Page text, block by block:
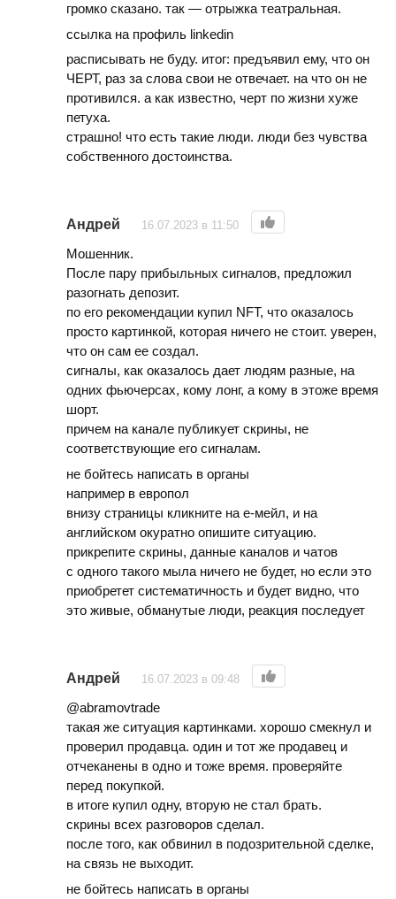
громко сказано. так — отрыжка театральная.
ссылка на профиль linkedin
расписывать не буду. итог: предъявил ему, что он
ЧЕРТ, раз за слова свои не отвечает. на что он не
противился. а как известно, черт по жизни хуже
петуха.
страшно! что есть такие люди. люди без чувства
собственного достоинства.
Андрей 16.07.2023 в 11:50
Мошенник.
После пару прибыльных сигналов, предложил
разогнать депозит.
по его рекомендации купил NFT, что оказалось
просто картинкой, которая ничего не стоит. уверен,
что он сам ее создал.
сигналы, как оказалось дает людям разные, на
одних фьючерсах, кому лонг, а кому в этоже время
шорт.
причем на канале публикует скрины, не
соответствующие его сигналам.
не бойтесь написать в органы
например в европол
внизу страницы кликните на е-мейл, и на
английском окуратно опишите ситуацию.
прикрепите скрины, данные каналов и чатов
с одного такого мыла ничего не будет, но если это
приобретет систематичность и будет видно, что
это живые, обманутые люди, реакция последует
Андрей 16.07.2023 в 09:48
@abramovtrade
такая же ситуация картинками. хорошо смекнул и
проверил продавца. один и тот же продавец и
отчеканены в одно и тоже время. проверяйте
перед покупкой.
в итоге купил одну, вторую не стал брать.
скрины всех разговоров сделал.
после того, как обвинил в подозрительной сделке,
на связь не выходит.
не бойтесь написать в органы